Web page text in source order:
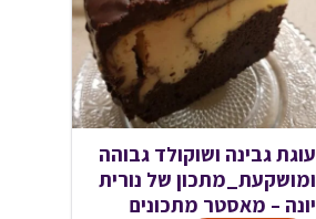
עוגת גבינה ושוקולד גבוהה
ומושקעת_מתכון של נורית
יונה – מאסטר מתכונים